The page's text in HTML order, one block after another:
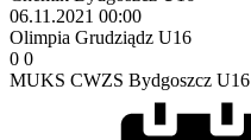
06.11.2021 00:00
Olimpia Grudziądz U16
0 0
MUKS CWZS Bydgoszcz U16